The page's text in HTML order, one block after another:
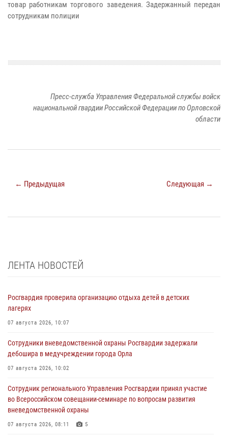
товар работникам торгового заведения. Задержанный передан
сотрудникам полиции
Пресс-служба Управления Федеральной службы войск
национальной гвардии Российской Федерации по Орловской
области
← Предыдущая Следующая →
ЛЕНТА НОВОСТЕЙ
Росгвардия проверила организацию отдыха детей в детских
лагерях
07 августа 2026, 10:07
Сотрудники вневедомственной охраны Росгвардии задержали
дебошира в медучреждении города Орла
07 августа 2026, 10:02
Сотрудник регионального Управления Росгвардии принял участие
во Всероссийском совещании-семинаре по вопросам развития
вневедомственной охраны
07 августа 2026, 08:11 5